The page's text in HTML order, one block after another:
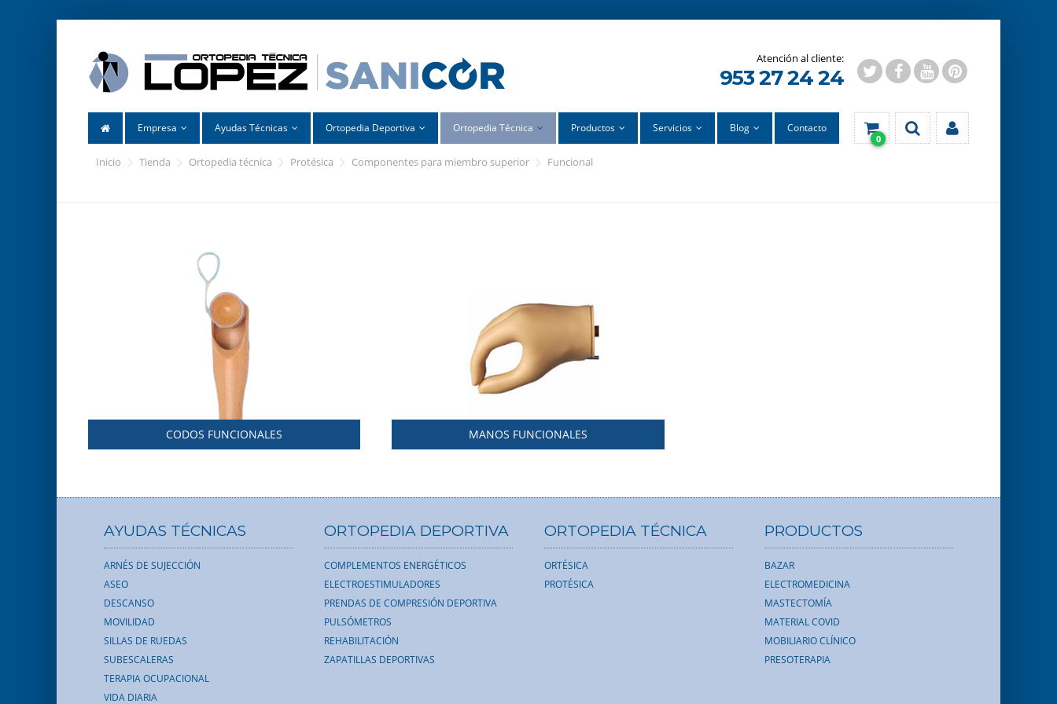
953 27 24 24
Empresa Ayudas Técnicas Ortopedia Deportiva Ortopedia Técnica Productos Servicios Blog Contacto
0
inicio tienda ortopedia técnica protésica componentes para miembro superior funcional
CODOS FUNCIONALES MANOS FUNCIONALES
AYUDAS TÉCNICAS
ARNÉS DE SUJECCIÓN
ASEO
DESCANSO
MOVILIDAD
SILLAS DE RUEDAS
SUBESCALERAS
TERAPIA OCUPACIONAL
VIDA DIARIA
ORTOPEDIA DEPORTIVA
COMPLEMENTOS ENERGÉTICOS
ELECTROESTIMULADORES
PRENDAS DE COMPRESIÓN DEPORTIVA
PULSÓMETROS
REHABILITACIÓN
ZAPATILLAS DEPORTIVAS
ORTOPEDIA TÉCNICA
ORTÉSICA
PROTÉSICA
PRODUCTOS
BAZAR
ELECTROMEDICINA
MASTECTOMÍA
MATERIAL COVID
MOBILIARIO CLÍNICO
PRESOTERAPIA